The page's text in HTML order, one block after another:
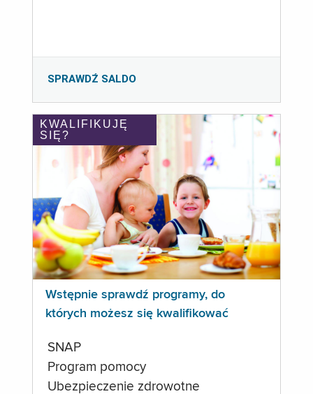
SPRAWDŹ SALDO
KWALIFIKUJĘ
SIĘ?
Wstępnie sprawdź programy, do
których możesz się kwalifikować
SNAP
Program pomocy
Ubezpieczenie zdrowotne